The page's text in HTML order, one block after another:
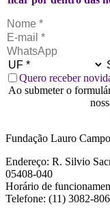
Quero receber
Ao submeter o
Fundação Lauro
Endereço: R. Silvio
05408-040
Horário de
Telefone: (11) 3082-